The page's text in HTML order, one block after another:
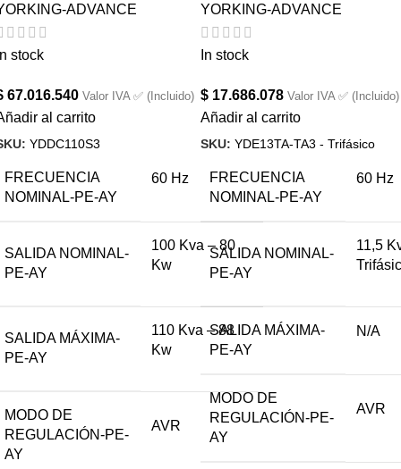
ADVANCE
stock
67.016.540 Valor IVA ✅ (Incluido)
al carrito
YDDC110S3
FRECUENCIA
NOMINAL-PE-AY
60 Hz
SALIDA NOMINAL-
PE-AY
100 Kva – 80
Kw
SALIDA MÁXIMA-
PE-AY
110 Kva – 88
Kw
MODO DE
REGULACIÓN-PE-
AY
AVR
YORKING-ADVANCE
In stock
$ 17.686.078 Valor IVA ✅ (Incluido)
Añadir al carrito
SKU: YDE13TA-TA3 - Trifásico
FRECUENCIA
NOMINAL-PE-AY
60 Hz
SALIDA NOMINAL-
PE-AY
11,5
SALIDA MÁXIMA-
PE-AY
N/A
MODO DE
REGULACIÓN-PE-
AY
AVR